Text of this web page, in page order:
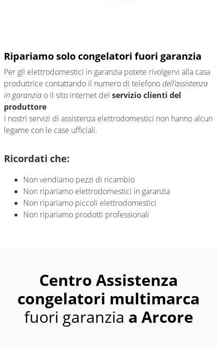
Ripariamo solo congelatori fuori garanzia
Per gli elettrodomestici in garanzia potete rivolgervi alla casa
produttrice contattando il numero di telefonodell’assistenza
in garanzia o il sito internet del servizio clienti del
produttore
I nostri servizi di assistenza elettrodomestici non hanno alcun
legame con le case ufficiali.
Ricordati che:
Non vendiamo pezzi di ricambio
Non ripariamo elettrodomestici in garanzia
Non ripariamo piccoli elettrodomestici
Non ripariamo prodotti professionali
Centro Assistenza
congelatori multimarca
fuori garanzia a Arcore